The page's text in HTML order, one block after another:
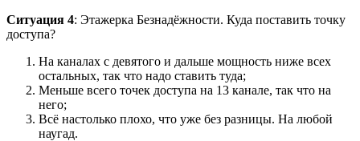
Ситуация 4: Этажерка Безнадёжности. Куда поставить точку
доступа?
На каналах с девятого и дальше мощность ниже всех
остальных, так что надо ставить туда;
Меньше всего точек доступа на 13 канале, так что на
него;
Всё настолько плохо, что уже без разницы. На любой
наугад.